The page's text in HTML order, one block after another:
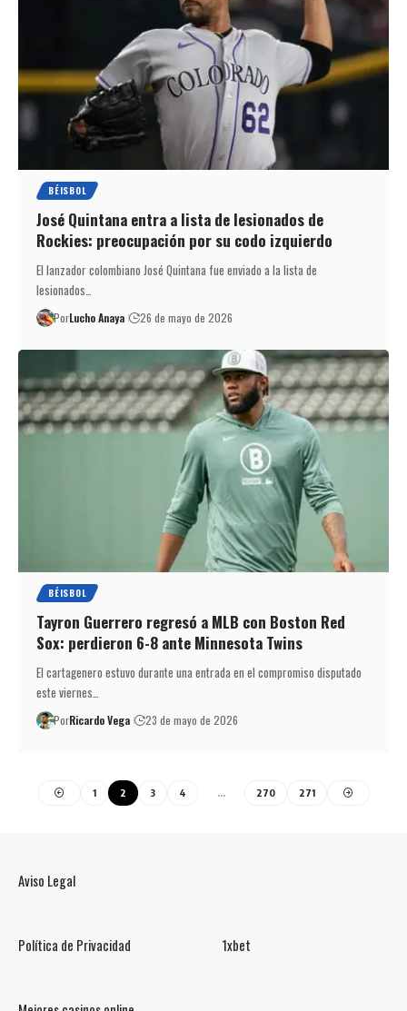
BÉISBOL
José Quintana entra a lista de lesionados de
Rockies: preocupación por su codo izquierdo
El lanzador colombiano José Quintana fue enviado a la lista de
lesionados…
PorLucho Anaya 26 de mayo de 2026
BÉISBOL
Tayron Guerrero regresó a MLB con Boston Red
Sox: perdieron 6-8 ante Minnesota Twins
El cartagenero estuvo durante una entrada en el compromiso disputado
este viernes…
PorRicardo Vega 23 de mayo de 2026
1 2 3 4 … 270 271
Aviso Legal
Política de Privacidad 1xbet